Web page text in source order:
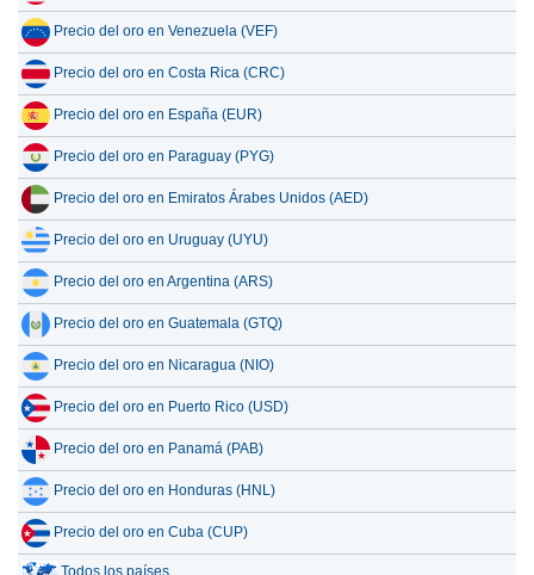
Precio del oro en Venezuela (VEF)
Precio del oro en Costa Rica (CRC)
Precio del oro en España (EUR)
Precio del oro en Paraguay (PYG)
Precio del oro en Emiratos Árabes Unidos (AED)
Precio del oro en Uruguay (UYU)
Precio del oro en Argentina (ARS)
Precio del oro en Guatemala (GTQ)
Precio del oro en Nicaragua (NIO)
Precio del oro en Puerto Rico (USD)
Precio del oro en Panamá (PAB)
Precio del oro en Honduras (HNL)
Precio del oro en Cuba (CUP)